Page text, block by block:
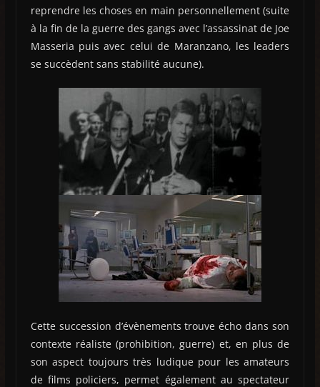
reprendre les choses en main personnellement (suite
à la fin de la guerre des gangs avec l’assassinat de Joe
Masseria puis avec celui de Maranzano, les leaders
se succèdent sans stabilité aucune).
Cette succession d’évènements trouve écho dans son
contexte réaliste (prohibition, guerre) et, en plus de
son aspect toujours très ludique pour les amateurs
de films policiers, permet également au spectateur